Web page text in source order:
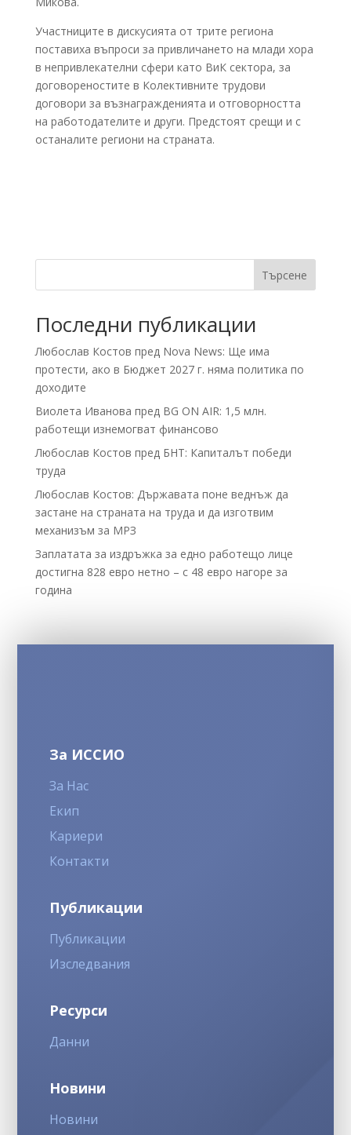
Участниците в дискусията от трите региона
поставиха въпроси за привличането на млади хора
в непривлекателни сфери като ВиК сектора, за
договореностите в Колективните трудови
договори за възнагражденията и отговорността
на работодателите и други. Предстоят срещи и с
останалите региони на страната.
Търсене
Последни публикации
Любослав Костов пред Nova News: Ще има
протести, ако в Бюджет 2027 г. няма политика по
доходите
Виолета Иванова пред BG ON AIR: 1,5 млн.
работещи изнемогват финансово
Любослав Костов пред БНТ: Капиталът победи
труда
Любослав Костов: Държавата поне веднъж да
застане на страната на труда и да изготвим
механизъм за МРЗ
Заплатата за издръжка за едно работещо лице
достигна 828 евро нетно – с 48 евро нагоре за
година
За ИССИО
За Нас
Екип
Кариери
Контакти
Публикации
Публикации
Изследвания
Ресурси
Данни
Новини
Новини